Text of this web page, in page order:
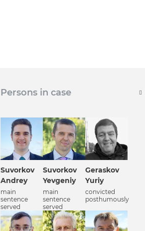
Persons in case
Suvorkov
Andrey
main
sentence
served
Suvorkov
Yevgeniy
main
sentence
served
Geraskov
Yuriy
convicted
posthumously